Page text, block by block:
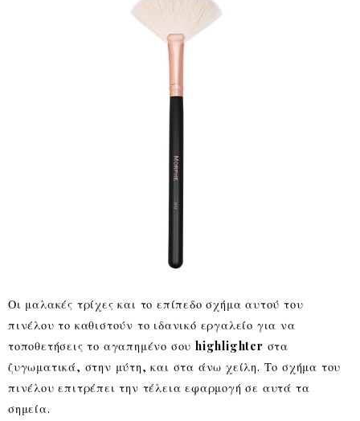
Οι μαλακές τρίχες και το επίπεδο σχήμα αυτού του
πινέλου το καθιστούν το ιδανικό εργαλείο για να
τοποθετήσεις το αγαπημένο σου highlighter στα
ζυγωματικά, στην μύτη, και στα άνω χείλη. Το σχήμα του
πινέλου επιτρέπει την τέλεια εφαρμογή σε αυτά τα
σημεία.